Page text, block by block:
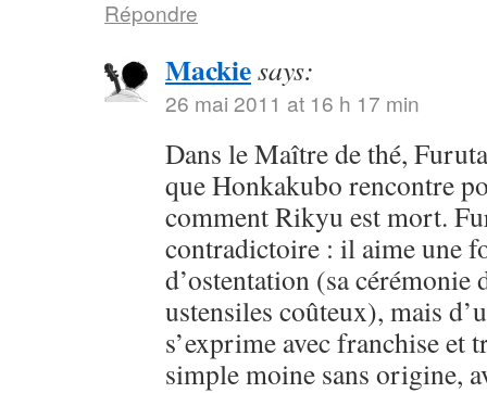
Répondre
Mackiesays:
26 mai 2011 at 16 h 17 min
Dans le Maître de thé,
que Honkakubo rencontre
comment Rikyu est mort.
contradictoire : il aime une
d’ostentation (sa cérémonie
ustensiles coûteux), mais
s’exprime avec franchise et
simple moine sans origine,